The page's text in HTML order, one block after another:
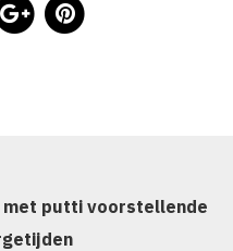
met putti voorstellende